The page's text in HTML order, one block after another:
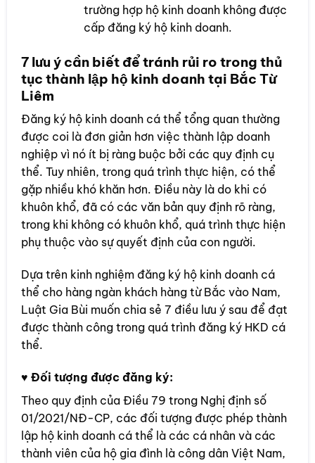
trường hợp hộ kinh doanh không được
cấp đăng ký hộ kinh doanh.
7 lưu ý cần biết để tránh rủi ro trong thủ
tục thành lập hộ kinh doanh tại Bắc Từ
Liêm
Đăng ký hộ kinh doanh cá thể tổng quan thường
được coi là đơn giản hơn việc thành lập doanh
nghiệp vì nó ít bị ràng buộc bởi các quy định cụ
thể. Tuy nhiên, trong quá trình thực hiện, có thể
gặp nhiều khó khăn hơn. Điều này là do khi có
khuôn khổ, đã có các văn bản quy định rõ ràng,
trong khi không có khuôn khổ, quá trình thực hiện
phụ thuộc vào sự quyết định của con người.
Dựa trên kinh nghiệm đăng ký hộ kinh doanh cá
thể cho hàng ngàn khách hàng từ Bắc vào Nam,
Luật Gia Bùi muốn chia sẻ 7 điều lưu ý sau để đạt
được thành công trong quá trình đăng ký HKD cá
thể.
♥ Đối tượng được đăng ký:
Theo quy định của Điều 79 trong Nghị định số
01/2021/NĐ-CP, các đối tượng được phép thành
lập hộ kinh doanh cá thể là các cá nhân và các
thành viên của hộ gia đình là công dân Việt Nam,